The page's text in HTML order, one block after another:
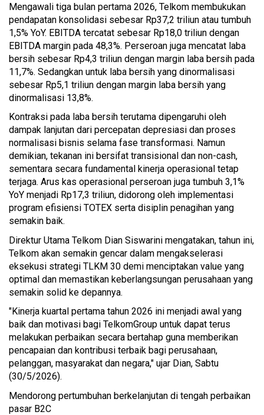
Mengawali tiga bulan pertama 2026, Telkom membukukan
pendapatan konsolidasi sebesar Rp37,2 triliun atau tumbuh
1,5% YoY. EBITDA tercatat sebesar Rp18,0 triliun dengan
EBITDA margin pada 48,3%. Perseroan juga mencatat laba
bersih sebesar Rp4,3 triliun dengan margin laba bersih pada
11,7%. Sedangkan untuk laba bersih yang dinormalisasi
sebesar Rp5,1 triliun dengan margin laba bersih yang
dinormalisasi 13,8%.
Kontraksi pada laba bersih terutama dipengaruhi oleh
dampak lanjutan dari percepatan depresiasi dan proses
normalisasi bisnis selama fase transformasi. Namun
demikian, tekanan ini bersifat transisional dan non-cash,
sementara secara fundamental kinerja operasional tetap
terjaga. Arus kas operasional perseroan juga tumbuh 3,1%
YoY menjadi Rp17,3 triliun, didorong oleh implementasi
program efisiensi TOTEX serta disiplin penagihan yang
semakin baik.
Direktur Utama Telkom Dian Siswarini mengatakan, tahun ini,
Telkom akan semakin gencar dalam mengakselerasi
eksekusi strategi TLKM 30 demi menciptakan value yang
optimal dan memastikan keberlangsungan perusahaan yang
semakin solid ke depannya.
"Kinerja kuartal pertama tahun 2026 ini menjadi awal yang
baik dan motivasi bagi TelkomGroup untuk dapat terus
melakukan perbaikan secara bertahap guna memberikan
pencapaian dan kontribusi terbaik bagi perusahaan,
pelanggan, masyarakat dan negara," ujar Dian, Sabtu
(30/5/2026).
Mendorong pertumbuhan berkelanjutan di tengah perbaikan
pasar B2C